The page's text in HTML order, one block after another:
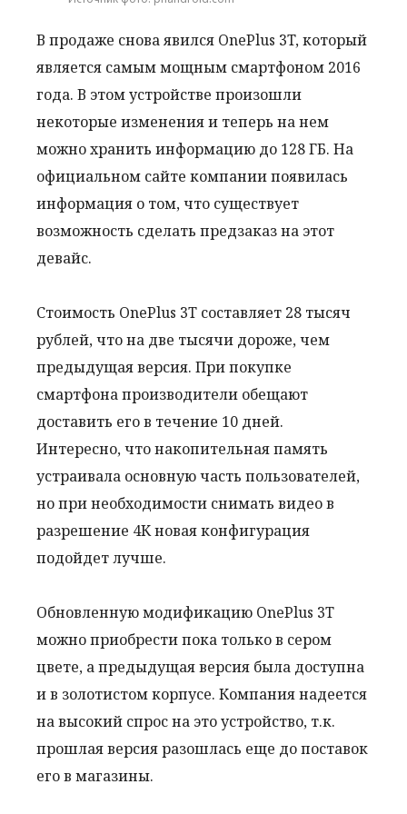
В продаже снова явился OnePlus 3T, который
является самым мощным смартфоном 2016
года. В этом устройстве произошли
некоторые изменения и теперь на нем
можно хранить информацию до 128 ГБ. На
официальном сайте компании появилась
информация о том, что существует
возможность сделать предзаказ на этот
девайс.
Стоимость OnePlus 3T составляет 28 тысяч
рублей, что на две тысячи дороже, чем
предыдущая версия. При покупке
смартфона производители обещают
доставить его в течение 10 дней.
Интересно, что накопительная память
устраивала основную часть пользователей,
но при необходимости снимать видео в
разрешение 4К новая конфигурация
подойдет лучше.
Обновленную модификацию OnePlus 3T
можно приобрести пока только в сером
цвете, а предыдущая версия была доступна
и в золотистом корпусе. Компания надеется
на высокий спрос на это устройство, т.к.
прошлая версия разошлась еще до поставок
его в магазины.